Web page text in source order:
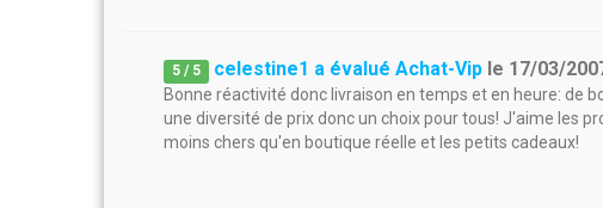
5 / 5 celestine1 a évalué Achat-Vip le 17/03/
Bonne réactivité donc livraison en temps et en heure: de
une diversité de prix donc un choix pour tous! J'aime les
moins chers qu'en boutique réelle et les petits cadeaux!